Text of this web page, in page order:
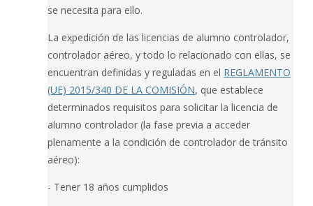
se necesita para ello.
La expedición de las licencias de alumno controlador,
controlador aéreo, y todo lo relacionado con ellas, se
encuentran definidas y reguladas en el REGLAMENTO
(UE) 2015/340 DE LA COMISIÓN, que establece
determinados requisitos para solicitar la licencia de
alumno controlador (la fase previa a acceder
plenamente a la condición de controlador de tránsito
aéreo):
- Tener 18 años cumplidos